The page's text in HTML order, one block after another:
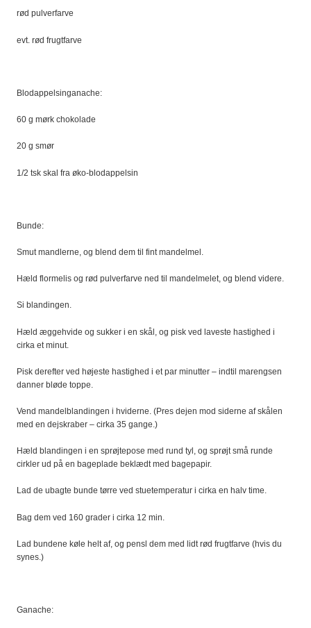
rød pulverfarve
evt. rød frugtfarve
Blodappelsinganache:
60 g mørk chokolade
20 g smør
1/2 tsk skal fra øko-blodappelsin
Bunde:
Smut mandlerne, og blend dem til fint mandelmel.
Hæld flormelis og rød pulverfarve ned til mandelmelet, og blend videre.
Si blandingen.
Hæld æggehvide og sukker i en skål, og pisk ved laveste hastighed i
cirka et minut.
Pisk derefter ved højeste hastighed i et par minutter – indtil marengsen
danner bløde toppe.
Vend mandelblandingen i hviderne. (Pres dejen mod siderne af skålen
med en dejskraber – cirka 35 gange.)
Hæld blandingen i en sprøjtepose med rund tyl, og sprøjt små runde
cirkler ud på en bageplade beklædt med bagepapir.
Lad de ubagte bunde tørre ved stuetemperatur i cirka en halv time.
Bag dem ved 160 grader i cirka 12 min.
Lad bundene køle helt af, og pensl dem med lidt rød frugtfarve (hvis du
synes.)
Ganache: